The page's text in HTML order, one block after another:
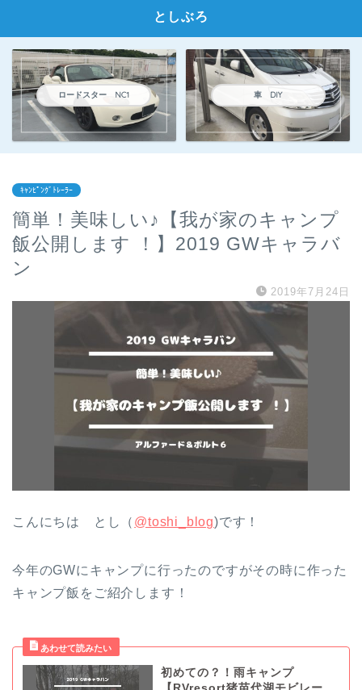
としぶろ
ロードスター NC1 車 DIY
ｷｬﾝﾋﾟﾝｸﾞﾄﾚｰﾗｰ
簡単！美味しい♪【我が家のキャンプ
飯公開します ！】2019 GWキャラバ
ン
2019年7月24日
こんにちは とし（ @toshi_blog)です！
今年のGWにキャンプに行ったのですがその時に作った
キャンプ飯をご紹介します！
初めての？！雨キャンプ